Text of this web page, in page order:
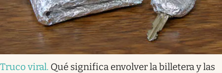
Truco viral. Qué significa envolver la billetera y las